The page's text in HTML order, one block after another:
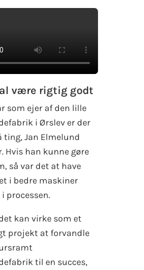
være rigtig godt
som ejer af den lille
i Ørslev er der
ting, Jan Elmelund
Hvis han kunne gøre
så var det at have
i bedre maskiner
processen.
kan virke som et
projekt at forvandle
til en succes,